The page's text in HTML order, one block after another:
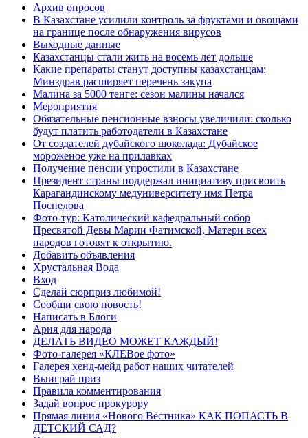
Архив опросов
В Казахстане усилили контроль за фруктами и овощами
на границе после обнаружения вирусов
Выходные данные
Казахстанцы стали жить на восемь лет дольше
Какие препараты станут доступны казахстанцам:
Минздрав расширяет перечень закупа
Малина за 5000 тенге: сезон малины начался
Мероприятия
Обязательные пенсионные взносы увеличили: сколько
будут платить работодатели в Казахстане
От создателей дубайского шоколада: Дубайское
мороженое уже на прилавках
Получение пенсии упростили в Казахстане
Президент страны поддержал инициативу присвоить
Карагандинскому медуниверситету имя Петра
Поспелова
Фото-тур: Католический кафедральный собор
Пресвятой Девы Марии Фатимской, Матери всех
народов готовят к открытию.
Добавить объявления
Хрустальная Вода
Вход
Сделай сюрприз любимой!
Сообщи свою новость!
Написать в Блоги
Ария для народа
ДЕЛАТЬ ВИДЕО МОЖЕТ КАЖДЫЙ!
Фото-галерея «КЛЁВое фото»
Галерея хенд-мейд работ наших читателей
Выиграй приз
Правила комментирования
Задай вопрос прокурору
Прямая линия «Нового Вестника» КАК ПОПАСТЬ В
ДЕТСКИЙ САД?